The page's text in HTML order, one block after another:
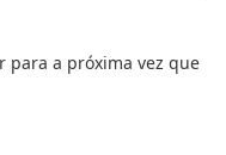
para a próxima vez que